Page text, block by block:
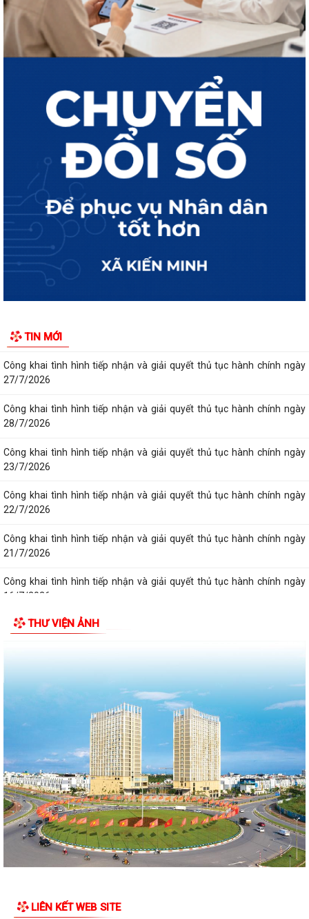
TIN MỚI
THÔNG BÁO Công khai kết quả giải quyết thủ tục hành chính tháng 7
năm 2026
Công khai tình hình tiếp nhận và giải quyết thủ tục hành chính ngày
30/7/2026
Công khai tình hình tiếp nhận và giải quyết thủ tục hành chính ngày
31/7/2026
Công khai tình hình tiếp nhận và giải quyết thủ tục hành chính ngày
24/7/2026
Công khai tình hình tiếp nhận và giải quyết thủ tục hành chính ngày
27/7/2026
Công khai tình hình tiếp nhận và giải quyết thủ tục hành chính ngày
28/7/2026
Công khai tình hình tiếp nhận và giải quyết thủ tục hành chính ngày
23/7/2026
Công khai tình hình tiếp nhận và giải quyết thủ tục hành chính ngày
22/7/2026
Công khai tình hình tiếp nhận và giải quyết thủ tục hành chính ngày
21/7/2026
Công khai tình hình tiếp nhận và giải quyết thủ tục hành chính ngày
16/7/2026
Công khai tình hình tiếp nhận và giải quyết thủ tục hành chính ngày
20/7/2026
Công khai tình hình tiếp nhận và giải quyết thủ tục hành chính ngày
14/7/2026
Công khai tình hình tiếp nhận và giải quyết thủ tục hành chính ngày
15/7/2026
Công khai tình hình tiếp nhận và giải quyết thủ tục hành chính ngày
13/7/2026
Công khai tình hình tiếp nhận và giải quyết thủ tục hành chính ngày
10/7/2026
09/7/2026
THƯ VIỆN ẢNH
LIÊN KẾT WEB SITE